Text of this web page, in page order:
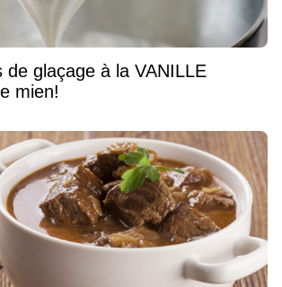
de glaçage à la VANILLE
mien!